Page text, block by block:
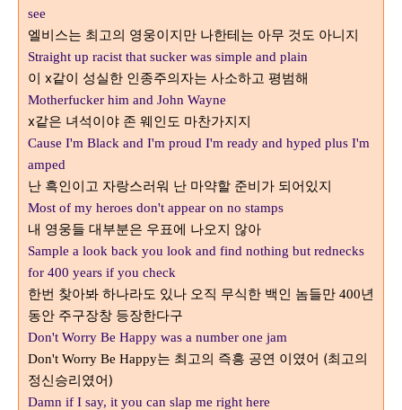
see
엘비스는 최고의 영웅이지만 나한테는 아무 것도 아니지
Straight up racist that sucker was simple and plain
이 x같이 성실한 인종주의자는 사소하고 평범해
Motherfucker him and John Wayne
x같은 녀석이야 존 웨인도 마찬가지지
Cause I'm Black and I'm proud I'm ready and hyped plus I'm
amped
난 흑인이고 자랑스러워 난 마약할 준비가 되어있지
Most of my heroes don't appear on no stamps
내 영웅들 대부분은 우표에 나오지 않아
Sample a look back you look and find nothing but rednecks
for 400 years if you check
한번 찾아봐 하나라도 있나 오직 무식한 백인 놈들만 400년
동안 주구장창 등장한다구
Don't Worry Be Happy was a number one jam
Don't Worry Be Happy는 최고의 즉흥 공연 이였어 (최고의
정신승리였어)
Damn if I say, it you can slap me right here